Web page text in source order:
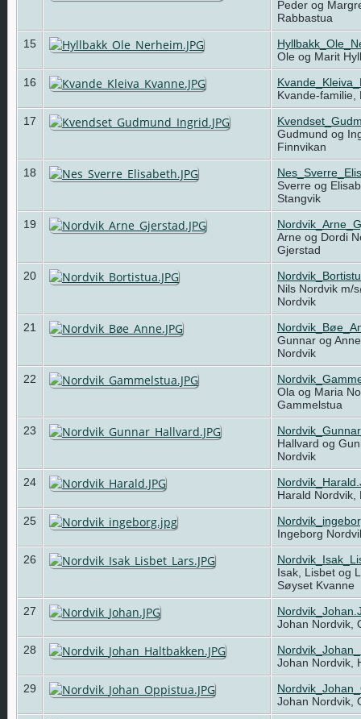
Peder og
Rabbastua
15
Ole og Marit
16
Kvande-
17
Gudmund og
Finnvikan
18
Sverre og
Stangvik
19
Arne og Dordi
Gjerstad
20
Nils Nordvik m/
Nordvik
21
Gunnar og
Nordvik
22
Ola og Maria
Gammelstua
23
Hallvard og
Nordvik
24
Harald
25
Ingeborg
26
Isak, Lisbet og
Søyset Kvanne
27
Johan Nordvik,
28
Johan Nordvik,
29
Johan Nordvik,